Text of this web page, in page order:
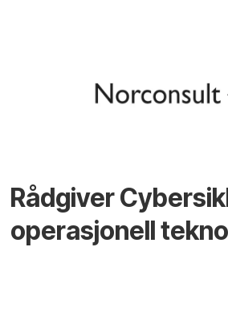
Rådgiver
operasjonell